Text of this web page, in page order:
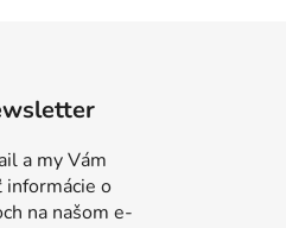
a my Vám
informácie o
na našom e-